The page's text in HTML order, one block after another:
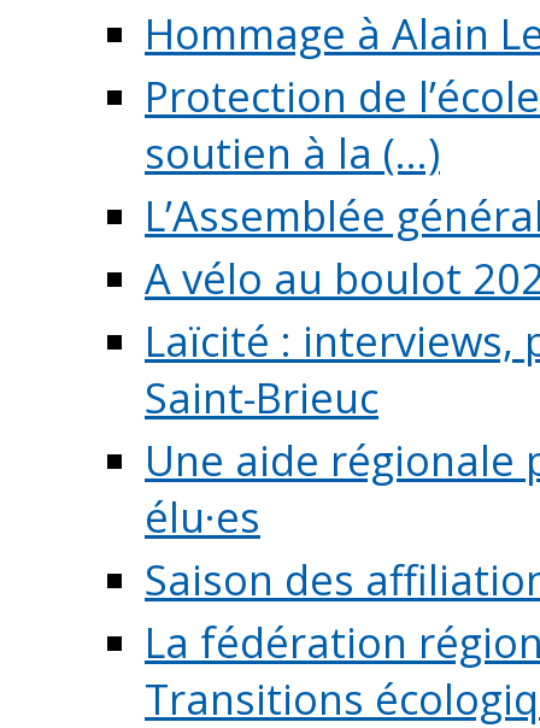
Hommage à Alain
Protection de
soutien à la (...)
L’Assemblée
A vélo au boulot
Laïcité :
Saint-Brieuc
Une aide régionale
élu·es
Saison des
La fédération
Transitions